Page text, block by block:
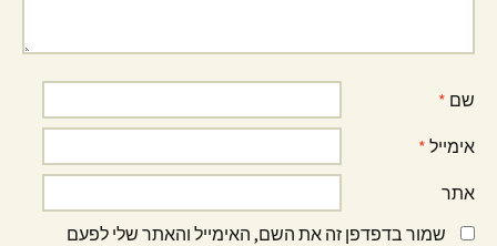
שם *
אימייל *
אתר
שמור בדפדפן זה את השם, האימייל והאתר שלי לפעם